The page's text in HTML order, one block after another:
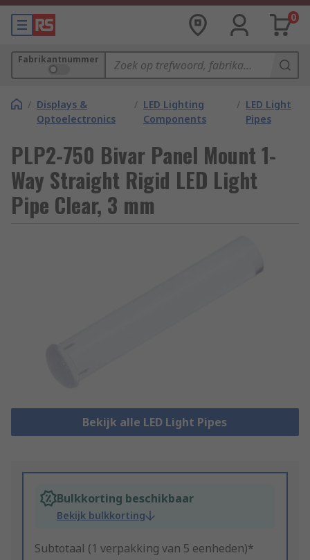
0
Fabrikantnummer
/ Displays &
Optoelectronics
/ LED Lighting
Components
/ LED Light
Pipes
PLP2-750 Bivar Panel Mount 1-
Way Straight Rigid LED Light
Pipe Clear, 3 mm
Bekijk alle LED Light Pipes
Bulkkorting beschikbaar
Bekijk bulkkorting
Subtotaal (1 verpakking van 5 eenheden)*